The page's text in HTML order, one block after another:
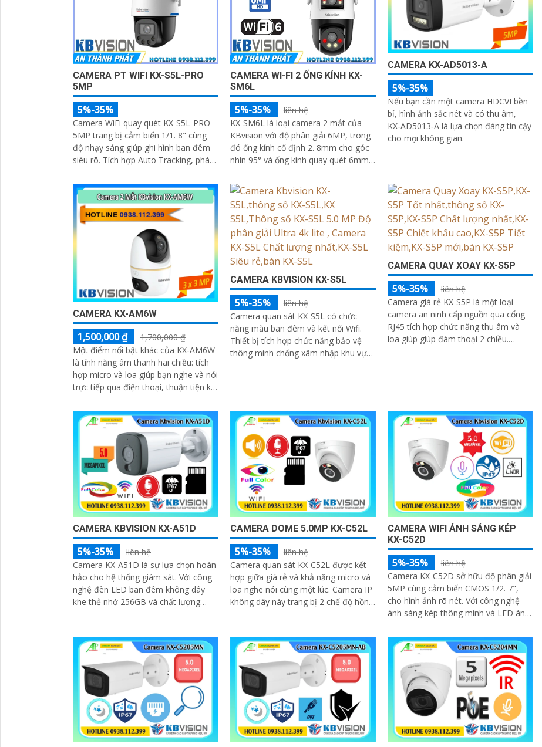
CAMERA PT WIFI KX-S5L-PRO
5MP
5%-35%
Camera WiFi quay quét KX-S5L-PRO
5MP trang bị cảm biến 1/1. 8" cùng
độ nhạy sáng giúp ghi hình ban đêm
siêu rõ. Tích hợp Auto Tracking, phát
tự...
CAMERA WI-FI 2 ỐNG KÍNH KX-
SM6L
5%-35%
liên hệ
KX-SM6L là loại camera 2 mắt của
KBvision với độ phân giải 6MP, trong
đó ống kính cố định 2. 8mm cho góc
nhìn 95° và ống kính quay quét 6mm
CAMERA KX-AD5013-A
5%-35%
Nếu bạn cần một camera HDCVI bền
bỉ, hình ảnh sắc nét và có thu âm,
KX‑AD5013‑A là lựa chọn đáng tin cậy
cho mọi không gian.
CAMERA KX-AM6W
1,500,000 ₫
1,700,000 ₫
Một điểm nổi bật khác của KX‑AM6W
là tính năng âm thanh hai chiều: tích
hợp micro và loa giúp bạn nghe và nói
trực tiếp qua điện thoại, thuận tiện khi
chuyện với khách hoặc cảnh báo
người lạ. Kết hợp với khả năng lưu trữ
thẻ nhớ và xem lại nhanh chóng, đây
thực sự là giải pháp giám sát thông
minh, gọn nhẹ mà vô cùng hiệu quả
CAMERA KBVISION KX-S5L
5%-35%
liên hệ
Camera quan sát KX-S5L có chức
năng màu ban đêm và kết nối Wifi.
Thiết bị tích hợp chức năng bảo vệ
thông minh chống xâm nhập khu vực
CAMERA QUAY XOAY KX-S5P
5%-35%
liên hệ
Camera giá rẻ KX-S5P là một loại
camera an ninh cấp nguồn qua cổng
RJ45 tích hợp chức năng thu âm và
loa giúp giúp đàm thoại 2 chiều.
CAMERA KBVISION KX-A51D
5%-35%
liên hệ
Camera KX-A51D là sự lựa chọn hoàn
hảo cho hệ thống giám sát. Với công
nghệ đèn LED ban đêm không dây
khe thẻ nhớ 256GB và chất lượng
CAMERA DOME 5.0MP KX-C52L
5%-35%
liên hệ
Camera quan sát KX-C52L được kết
hợp giữa giá rẻ và khả năng micro và
loa nghe nói cùng một lúc. Camera IP
không dây này trang bị 2 chế độ hồng
gọn cho ra gốc nhìn rộng đáng để
tham khảo
CAMERA WIFI ÁNH SÁNG KÉP
KX-C52D
5%-35%
liên hệ
Camera KX-C52D sở hữu độ phân giải
5MP cùng cảm biến CMOS 1/2. 7",
cho hình ảnh rõ nét. Với công nghệ
ánh sáng kép thông minh và LED ánh
ghi...